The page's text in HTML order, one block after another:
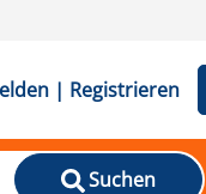
| Registrieren
Suchen